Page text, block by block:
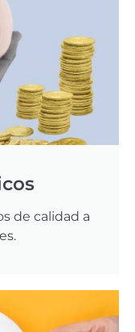
de calidad a